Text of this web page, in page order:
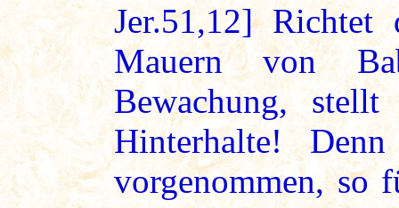
Jer.51,12] Richtet
Mauern von
Bewachung,
Hinterhalte!
vorgenommen, so